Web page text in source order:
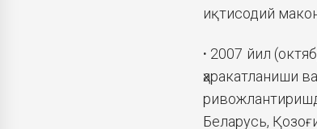
иқтисодий
· 2007 йил
ҳаракатланиши
Беларусь,